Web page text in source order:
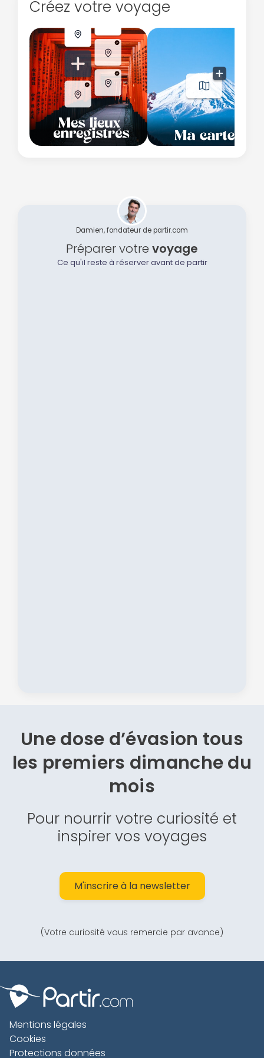
Créez votre voyage
Damien, fondateur de partir.com
Préparer votre voyage
Ce qu'il reste à réserver avant de partir
Une dose d’évasion tous
les premiers dimanche du
mois
Pour nourrir votre curiosité et
inspirer vos voyages
M'inscrire à la newsletter
(Votre curiosité vous remercie par avance)
Mentions légales
Cookies
Protections données